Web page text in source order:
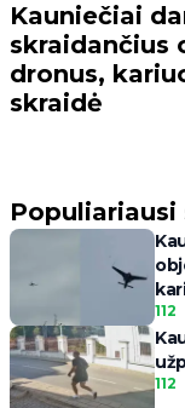
Kauniečiai
skraidančius
dronus,
skraidė
Populiariausi
112
112